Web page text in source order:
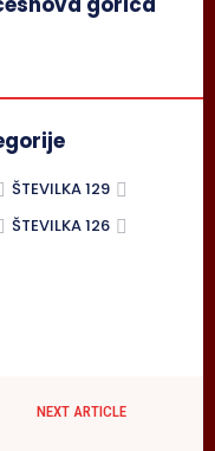
ŠTEVILKA 129
ŠTEVILKA 126
NEXT ARTICLE